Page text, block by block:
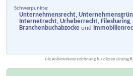
Schwerpunkte:
Unternehmensrecht,
Internetrecht, Urheberrecht, Filesharing,
Branchenbuchabzocke und
Die Anbieterkennzeichnung für diesen Eintrag